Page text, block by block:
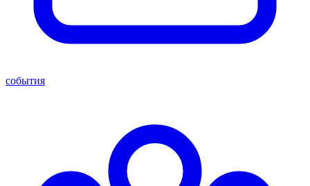
события